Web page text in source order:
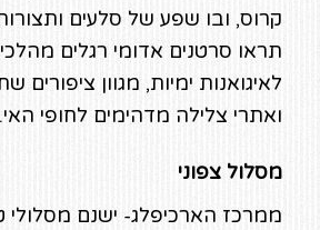
קרוס, ובו שפע של סלעים
תראו סרטנים אדומי רגלים
לאיגואנות ימיות, מגוון ציפורים
ואתרי צלילה מדהימים לחופי האי.
מסלול צפוני
ממרכז הארכיפלג- ישנם מסלולי